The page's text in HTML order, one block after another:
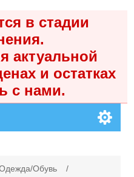
в стадии
актуальной
и остатках
с нами.
Обувь
/